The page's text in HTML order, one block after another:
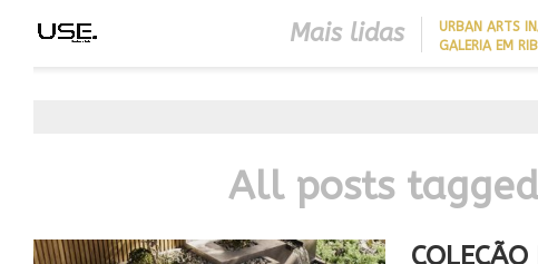
Mais lidas
​URBAN ARTS
GALERIA EM
All posts